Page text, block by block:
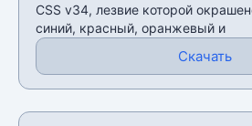
CSS v34, лезвие которой
синий, красный, оранжевый и
Скачать